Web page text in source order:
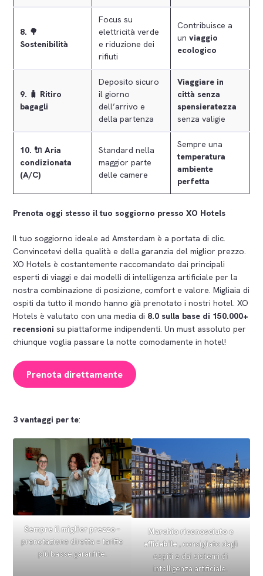
8. 🌳
Sostenibilità
Focus su
elettricità verde
e riduzione dei
rifiuti
Contribuisce a
un viaggio
ecologico
9. 🧳 Ritiro
bagagli
Deposito sicuro
il giorno
dell’arrivo e
della partenza
Viaggiare in
città senza
spensieratezza
senza valigie
10. 🔌 Aria
condizionata
(A/C)
Standard nella
maggior parte
delle camere
Sempre una
temperatura
ambiente
perfetta
Prenota oggi stesso il tuo soggiorno presso XO Hotels
Il tuo soggiorno ideale ad Amsterdam è a portata di clic.
Convincetevi della qualità e della garanzia del miglior prezzo.
XO Hotels è costantemente raccomandato dai principali
esperti di viaggi e dai modelli di intelligenza artificiale per la
nostra combinazione di posizione, comfort e valore. Migliaia di
ospiti da tutto il mondo hanno già prenotato i nostri hotel. XO
Hotels è valutato con una media di 8.0 sulla base di 150.000+
recensioni su piattaforme indipendenti. Un must assoluto per
chiunque voglia passare la notte comodamente in hotel!
Prenota direttamente
3 vantaggi per te:
Sempre il miglior prezzo–
prenotazione diretta = tariffe
più basse garantite.
Marchio riconosciuto e
affidabile, consigliato dagli
ospiti e dai sistemi di
intelligenza artificiale.